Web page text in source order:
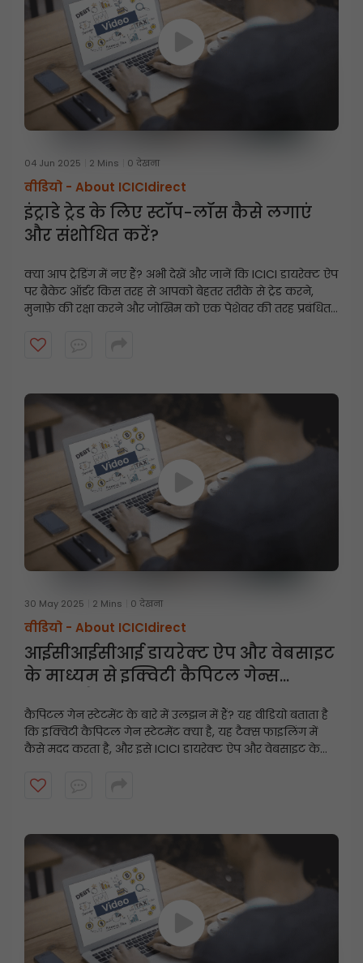
04 Jun 2025 2 Mins 0 देखना
वीडियो - About ICICIdirect
इंट्राडे ट्रेड के लिए स्टॉप-लॉस कैसे लगाएं
और संशोधित करें?
क्या आप ट्रेडिंग में नए हैं? अभी देखें और जानें कि ICICI डायरेक्ट ऐप
पर ब्रैकेट ऑर्डर किस तरह से आपको बेहतर तरीके से ट्रेड करने,
मुनाफ़े की रक्षा करने और जोखिम को एक पेशेवर की तरह प्रबंधित
30 May 2025 2 Mins 0 देखना
वीडियो - About ICICIdirect
आईसीआईसीआई डायरेक्ट ऐप और वेबसाइट
के माध्यम से इक्विटी कैपिटल गेन्स
कैपिटल गेन स्टेटमेंट के बारे में उलझन में हैं? यह वीडियो बताता है
कि इक्विटी कैपिटल गेन स्टेटमेंट क्या है, यह टैक्स फाइलिंग में
कैसे मदद करता है, और इसे ICICI डायरेक्ट ऐप और वेबसाइट के
गाइड के साथ टैक्स के लिए तैयार रहें और अपने निवेश पर नज़र